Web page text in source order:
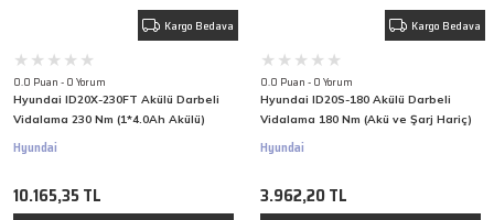
Kargo Bedava
0.0 Puan - 0 Yorum
Hyundai ID20X-230FT Akülü Darbeli
Vidalama 230 Nm (1*4.0Ah Akülü)
Hyundai
10.165,35 TL
Kargo Bedava
0.0 Puan - 0 Yorum
Hyundai ID20S-180 Akülü Darbeli
Vidalama 180 Nm (Akü ve Şarj Hariç)
Hyundai
3.962,20 TL